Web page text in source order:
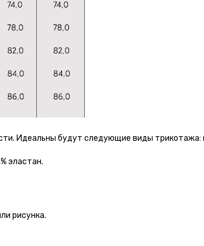
Идеальны будут следующие виды трикотажа:
эластан.
рисунка.